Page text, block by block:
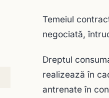
Temeiul
negociată,
Dreptul
realizează în
antrenate în